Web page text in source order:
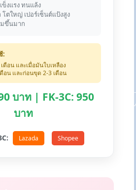
ข็งแรง ทนแล้ง
โตใหญ่ เปอร์เซ็นต์แป้งสูง
ขึ้นมาก
:
ดือน และเมื่อมันใบเหลือง
ดือน และก่อนขุด 2-3 เดือน
บาท | FK-3C: 950
บาท
Lazada Shopee